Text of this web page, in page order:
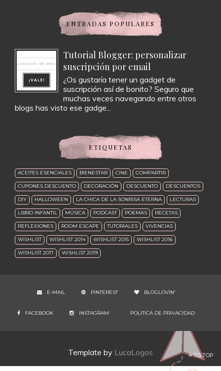
ENTRADAS POPULARES
Tutorial Blogger: personalizar
suscripción por email
¿Os gustaría tener un gadget de
suscripción así de bonito? Seguro que
muchas veces navegando entre otros
blogs has visto ese gadge...
ETIQUETAS
ACEITES ESENCIALES BIENESTAR CINE COMPARTIR
CUPONES DESCUENTO DECORACIÓN DESCUENTO DESCUENTOS
DIY HALLOWEEN LA CHICA DE LA SONRISA ETERNA LECTURAS
LIBRO INFANTIL MÚSICA PODCAST POEMAS RECETAS
REFLEXIONES ROOM ESCAPE TUTORIALES VIVENCIAS
WISHLIST WISHLIST 2014 WISHLIST 2015 WISHLIST 2016
WISHLIST 2017 WISHLIST 2019
E-MAIL PINTEREST BLOGLOVIN'
FACEBOOK INSTAGRAM POLITICA DE PRIVACIDAD
Template by LucaLogos TO TOP